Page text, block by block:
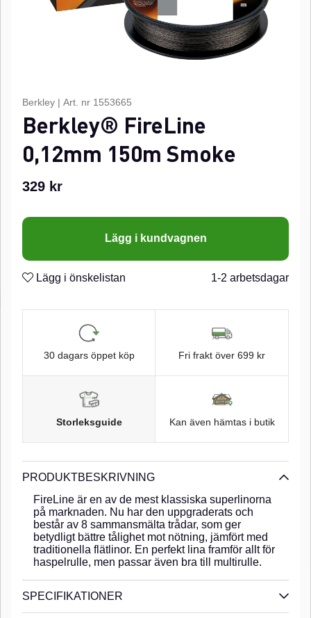
Berkley | Art. nr 1553665
Berkley® FireLine
0,12mm 150m Smoke
329 kr
Lägg i kundvagnen
Lägg i önskelistan 1-2 arbetsdagar
30 dagars öppet köp Fri frakt över 699 kr
Storleksguide Kan även hämtas i butik
PRODUKTBESKRIVNING
FireLine är en av de mest klassiska superlinorna
på marknaden. Nu har den uppgraderats och
består av 8 sammansmälta trådar, som ger
betydligt bättre tålighet mot nötning, jämfört med
traditionella flätlinor. En perfekt lina framför allt för
haspelrulle, men passar även bra till multirulle.
SPECIFIKATIONER